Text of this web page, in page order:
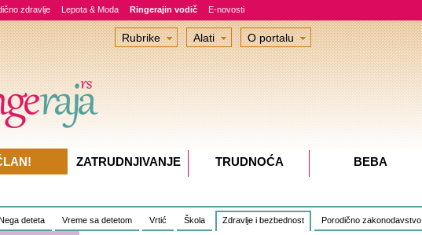
zdravlje Lepota & Moda Ringerajin vodič E-novosti
deteta Vreme sa detetom Vrtić Škola Zdravlje i bezbednost Porodično zakonodavstvo
Rubrike Alati O portalu
ZATRUDNJIVANJE TRUDNOĆA BEBA